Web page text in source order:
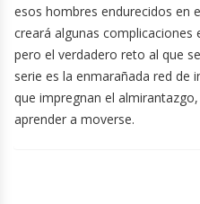
esos hombres endurecidos en
creará algunas complicaciones
pero el verdadero reto al que
serie es la enmarañada red de
que impregnan el
aprender a moverse.